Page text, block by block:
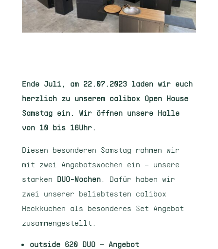
Ende Juli, am 22.07.2023 laden wir euch
herzlich zu unserem calibox Open House
Samstag ein. Wir öffnen unsere Halle
von 10 bis 16Uhr.
Diesen besonderen Samstag rahmen wir
mit zwei Angebotswochen ein – unsere
starken DUO-Wochen. Dafür haben wir
zwei unserer beliebtesten calibox
Heckküchen als besonderes Set Angebot
zusammengestellt.
outside 620 DUO – Angebot